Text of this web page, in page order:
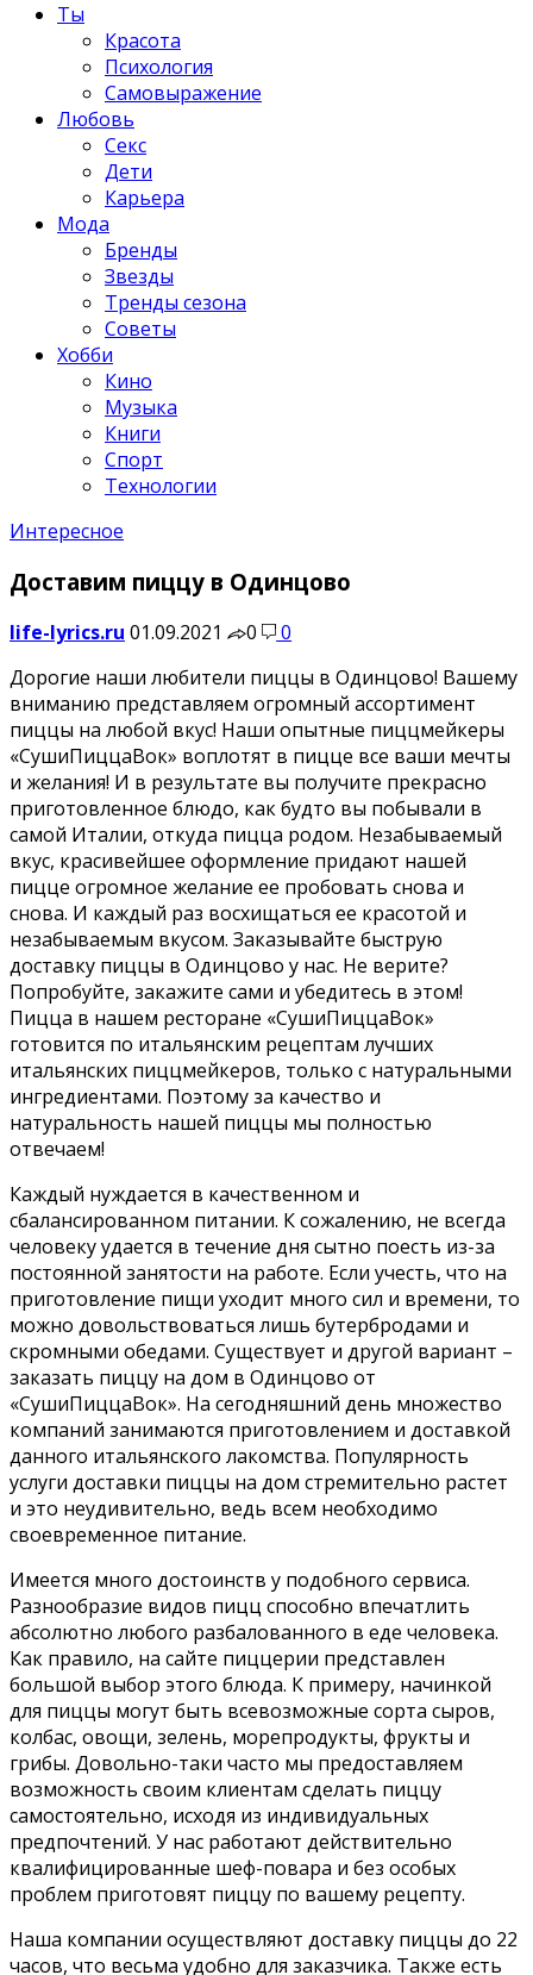
Ты
Красота
Психология
Самовыражение
Любовь
Секс
Дети
Карьера
Мода
Бренды
Звезды
Тренды сезона
Советы
Хобби
Кино
Музыка
Книги
Спорт
Технологии
Интересное
Доставим пиццу в Одинцово
life-lyrics.ru 01.09.2021 0
0
Дорогие наши любители пиццы в Одинцово! Вашему
вниманию представляем огромный ассортимент
пиццы на любой вкус! Наши опытные пиццмейкеры
«СушиПиццаВок» воплотят в пицце все ваши мечты
и желания! И в результате вы получите прекрасно
приготовленное блюдо, как будто вы побывали в
самой Италии, откуда пицца родом. Незабываемый
вкус, красивейшее оформление придают нашей
пицце огромное желание ее пробовать сновa и
снова. И каждый раз восхищaться ее красотой и
незабываемым вкусом. Заказывайте быструю
доставку пиццы в Одинцово у нас. Не верите?
Попробуйте, закажите сами и убедитесь в этом!
Пицца в нашем ресторане «СушиПиццаВок»
готовится по итaльянским рецептам лучших
итальянских пиццмейкеров, только с натуральными
ингредиентами. Поэтому за качество и
натуральность нашей пиццы мы полностью
отвечаем!
Каждый нуждается в качественном и
сбалансированном питании. К сожалению, не всегда
человеку удается в течение дня сытно поесть из-за
постоянной занятости на работе. Если учесть, что на
приготовление пищи уходит много сил и времени, то
можно довольствоваться лишь бутербродами и
скромными обедами. Существует и другой вариант –
заказать пиццу на дом в Одинцово от
«СушиПиццаВок». На сегодняшний день множество
компаний занимаются приготовлением и доставкой
данного итальянского лакомства. Популярность
услуги доставки пиццы на дом стремительно растет
и это неудивительно, ведь всем необходимо
своевременное питание.
Имеется много достоинств у подобного сервиса.
Разнообразие видов пицц способно впечатлить
абсолютно любого разбалованного в еде человека.
Как правило, на сайте пиццерии представлен
большой выбор этого блюда. К примеру, начинкой
для пиццы могут быть всевозможные сорта сыров,
колбас, овощи, зелень, морепродукты, фрукты и
грибы. Довольно-таки часто мы предоставляем
возможность своим клиентам сделать пиццу
самостоятельно, исходя из индивидуальных
предпочтений. У нас работают действительно
квалифицированные шеф-повара и без особых
проблем приготовят пиццу по вашему рецепту.
Наша компании осуществляют доставку пиццы до 22
часов, что весьма удобно для заказчика. Также есть